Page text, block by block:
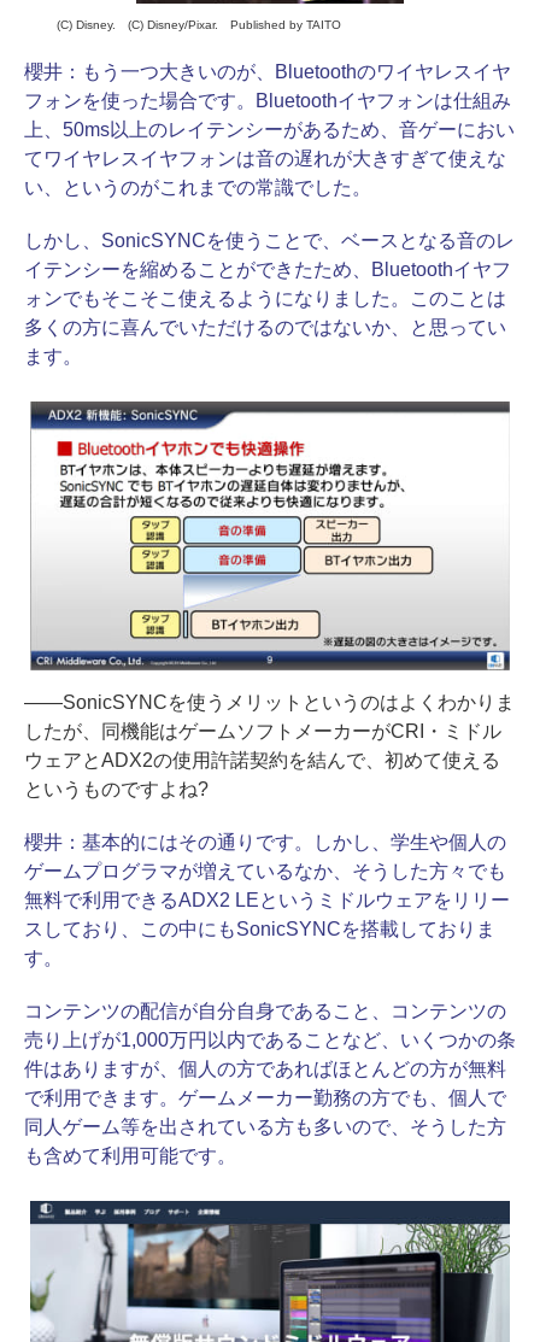
(C) Disney. (C) Disney/Pixar. Published by TAITO
櫻井： もう一つ大きいのが、Bluetoothのワイヤレスイヤ
フォンを使った場合です。Bluetoothイヤフォンは仕組み
上、50ms以上のレイテンシーがあるため、音ゲーにおい
てワイヤレスイヤフォンは音の遅れが大きすぎて使えな
い、というのがこれまでの常識でした。
しかし、SonicSYNCを使うことで、ベースとなる音のレ
イテンシーを縮めることができたため、Bluetoothイヤフ
ォンでもそこそこ使えるようになりました。このことは
多くの方に喜んでいただけるのではないか、と思ってい
ます。
――SonicSYNCを使うメリットというのはよくわかりま
したが、同機能はゲームソフトメーカーがCRI・ミドル
ウェアとADX2の使用許諾契約を結んで、初めて使える
というものですよね?
櫻井： 基本的にはその通りです。しかし、学生や個人の
ゲームプログラマが増えているなか、そうした方々でも
無料で利用できるADX2 LEというミドルウェアをリリー
スしており、この中にもSonicSYNCを搭載しておりま
す。
コンテンツの配信が自分自身であること、コンテンツの
売り上げが1,000万円以内であることなど、いくつかの条
件はありますが、個人の方であればほとんどの方が無料
で利用できます。ゲームメーカー勤務の方でも、個人で
同人ゲーム等を出されている方も多いので、そうした方
も含めて利用可能です。